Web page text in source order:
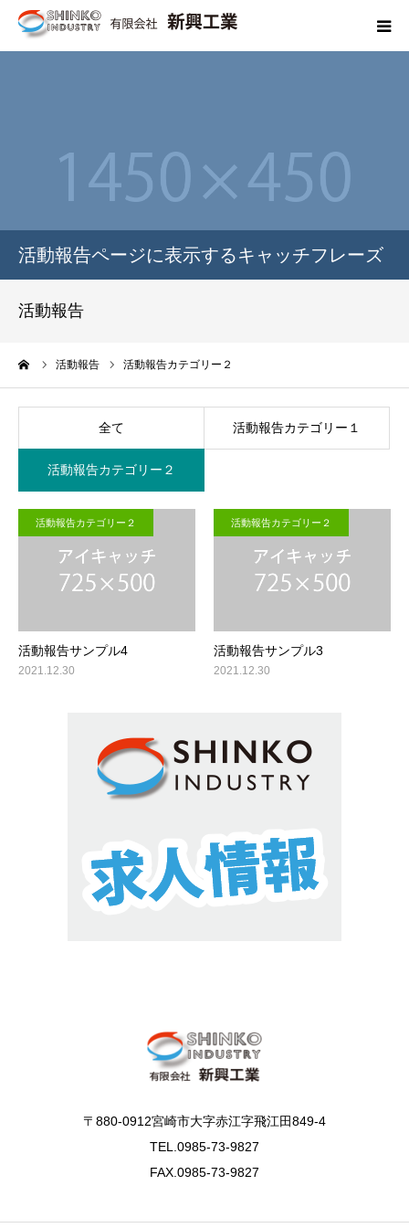
活動報告ページに表示するキャッチフレーズ
活動報告
活動報告 活動報告カテゴリー２
全て 活動報告カテゴリー１
活動報告カテゴリー２
活動報告カテゴリー２
活動報告サンプル4
2021.12.30
活動報告カテゴリー２
活動報告サンプル3
2021.12.30
〒880-0912宮崎市大字赤江字飛江田849-4
TEL.0985-73-9827
FAX.0985-73-9827
代表挨拶
キャラクター紹介